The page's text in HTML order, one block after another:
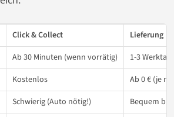
Click & Collect
Lieferung
Ab 30 Minuten (wenn vorrätig)
1-3
Kostenlos
Ab 0 € (je
Schwierig (Auto nötig!)
Bequem bis